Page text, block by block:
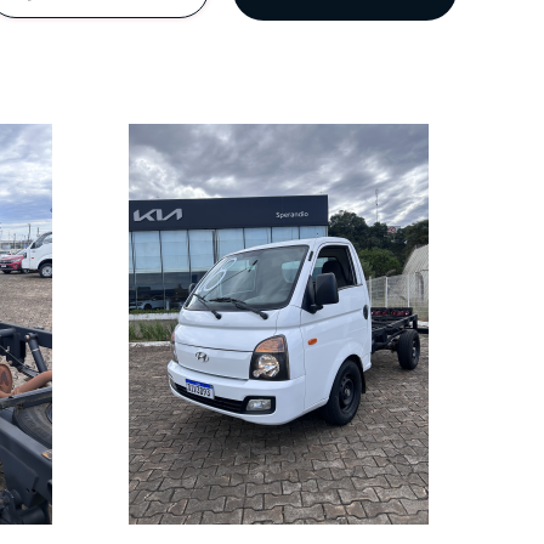
por meio deste
a leitura
compromisso com
de tratamento e
parceiros de negócio
de acordo com